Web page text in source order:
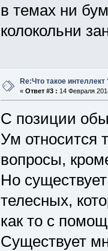
в темах ни
колокольни
Re:Что такое интеллект
« Ответ #3 : 14 Февраля
С позиции
Ум относится
вопросы,
Но
телесных,
как то с
Существует